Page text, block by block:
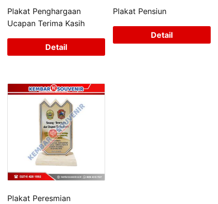
Plakat Penghargaan
Ucapan Terima Kasih
Detail
Plakat Pensiun
Detail
Plakat Peresmian